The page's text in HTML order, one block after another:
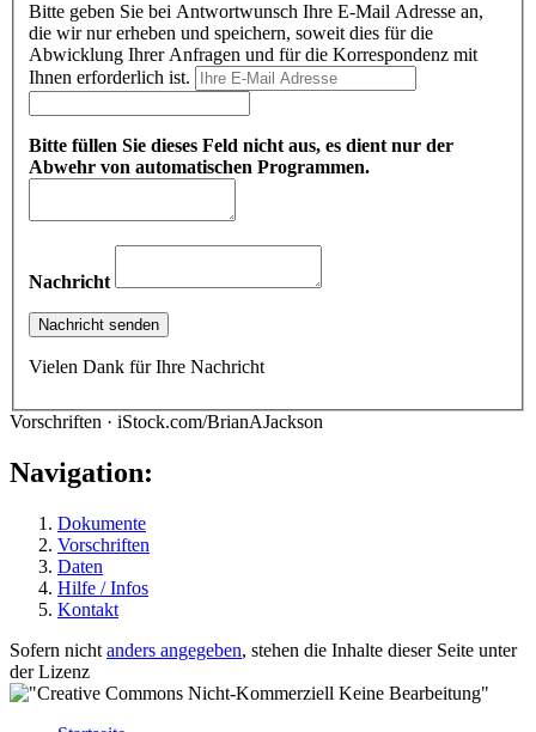
Bitte geben Sie bei Antwortwunsch Ihre E-Mail Adresse an,
die wir nur erheben und speichern, soweit dies für die
Abwicklung Ihrer Anfragen und für die Korrespondenz mit
Ihnen erforderlich ist.
Bitte füllen Sie dieses Feld nicht aus, es dient nur der
Abwehr von automatischen Programmen.
Nachricht
Vielen Dank für Ihre Nachricht
Vorschriften · iStock.com/BrianAJackson
Navigation:
Dokumente
Vorschriften
Daten
Hilfe / Infos
Kontakt
Sofern nicht anders angegeben, stehen die Inhalte dieser Seite unter
der Lizenz